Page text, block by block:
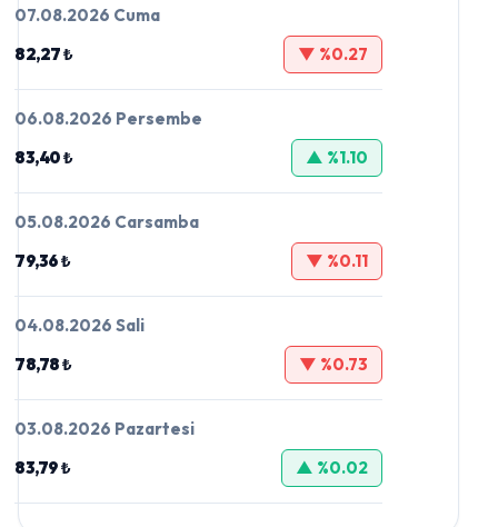
07.08.2026 Cuma
82,27 ₺
▼ %0.27
06.08.2026 Persembe
83,40 ₺
▲ %1.10
05.08.2026 Carsamba
79,36 ₺
▼ %0.11
04.08.2026 Sali
78,78 ₺
▼ %0.73
03.08.2026 Pazartesi
83,79 ₺
▲ %0.02